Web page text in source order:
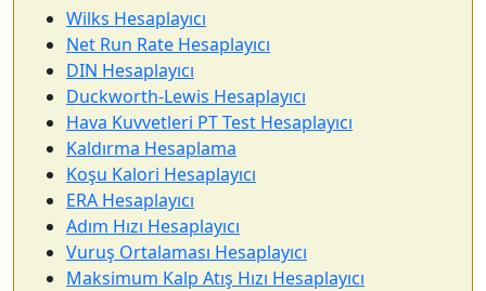
Wilks Hesaplayıcı
Net Run Rate Hesaplayıcı
DIN Hesaplayıcı
Duckworth-Lewis Hesaplayıcı
Hava Kuvvetleri PT Test Hesaplayıcı
Kaldırma Hesaplama
Koşu Kalori Hesaplayıcı
ERA Hesaplayıcı
Adım Hızı Hesaplayıcı
Vuruş Ortalaması Hesaplayıcı
Maksimum Kalp Atış Hızı Hesaplayıcı